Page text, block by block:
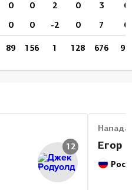
0 0 2 0 3 0
0 0 -2 0 7 0
89 156 1 128 676 9.9
12 Егор